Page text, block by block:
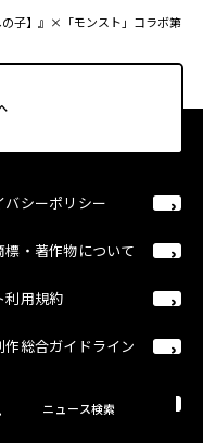
子】』×「モンスト」コラボ第2
ニュース検索
バシーポリシー
標・著作物について
利用規約
作総合ガイドライン